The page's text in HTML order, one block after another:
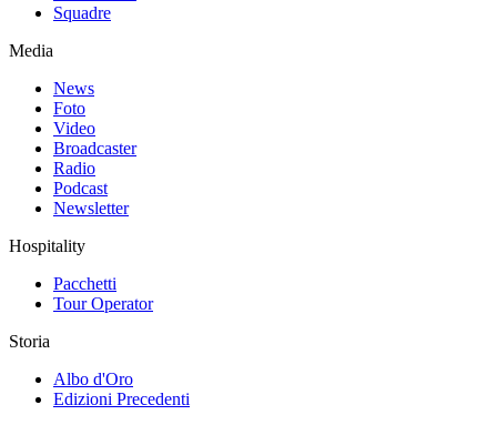
Squadre
Media
News
Foto
Video
Broadcaster
Radio
Podcast
Newsletter
Hospitality
Pacchetti
Tour Operator
Storia
Albo d'Oro
Edizioni Precedenti